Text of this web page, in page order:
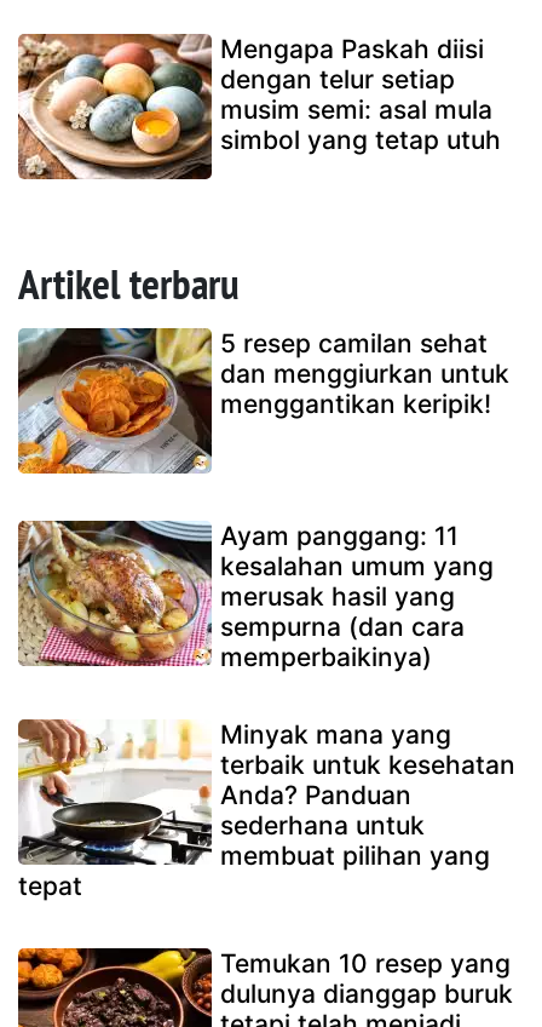
Mengapa Paskah diisi
dengan telur setiap
musim semi: asal mula
simbol yang tetap utuh
Artikel terbaru
5 resep camilan sehat
dan menggiurkan untuk
menggantikan keripik!
Ayam panggang: 11
kesalahan umum yang
merusak hasil yang
sempurna (dan cara
memperbaikinya)
Minyak mana yang
terbaik untuk kesehatan
Anda? Panduan
sederhana untuk
membuat pilihan yang
tepat
Temukan 10 resep yang
dulunya dianggap buruk